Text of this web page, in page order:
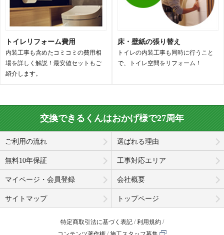
トイレリフォーム費用
内装工事も含めたコミコミの費用相
場を詳しく解説！最安値セットもご
紹介します。
床・壁紙の張り替え
トイレの内装工事も同時に行うこと
で、トイレ空間をリフォーム！
交換できるくんはおかげ様で27周年
ご利用の流れ 選ばれる理由
無料10年保証 工事対応エリア
マイページ・会員登録 会社概要
サイトマップ トップページ
特定商取引法に基づく表記
利用規約